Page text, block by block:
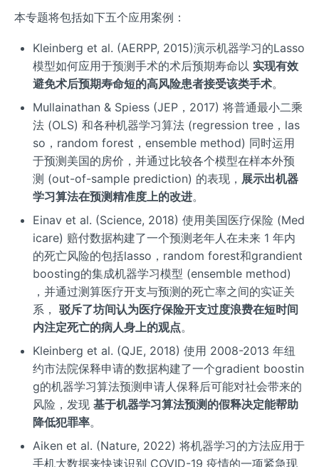
本专题将包括如下五个应用案例：
Kleinberg et al. (AERPP, 2015)演示机器学习的Lasso
模型如何应用于预测手术的术后预期寿命以 实现有效
避免术后预期寿命短的高风险患者接受该类手术。
Mullainathan & Spiess (JEP，2017) 将普通最小二乘
法 (OLS) 和各种机器学习算法 (regression tree，las
so，random forest，ensemble method) 同时运用
于预测美国的房价，并通过比较各个模型在样本外预
测 (out-of-sample prediction) 的表现， 展示出机器
学习算法在预测精准度上的改进。
Einav et al. (Science, 2018) 使用美国医疗保险 (Med
icare) 赔付数据构建了一个预测老年人在未来 1 年内
的死亡风险的包括lasso，random forest和grandient
boosting的集成机器学习模型 (ensemble method)
，并通过测算医疗开支与预测的死亡率之间的实证关
系， 驳斥了坊间认为医疗保险开支过度浪费在短时间
内注定死亡的病人身上的观点。
Kleinberg et al. (QJE, 2018) 使用 2008-2013 年纽
约市法院保释申请的数据构建了一个gradient boostin
g的机器学习算法预测申请人保释后可能对社会带来的
风险，发现 基于机器学习算法预测的假释决定能帮助
降低犯罪率。
Aiken et al. (Nature, 2022) 将机器学习的方法应用于
手机大数据来快速识别 COVID-19 疫情的一项紧急现